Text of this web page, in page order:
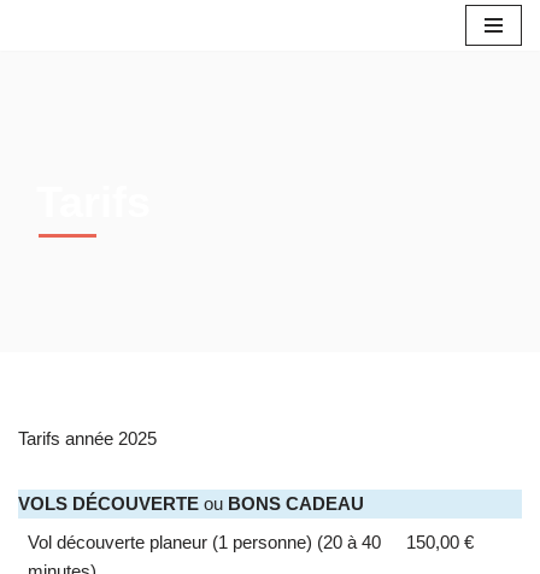
Tarifs année 2025
VOLS DÉCOUVERTE ou BONS CADEAU
Vol découverte planeur (1 personne) (20 à 40
150,00 €